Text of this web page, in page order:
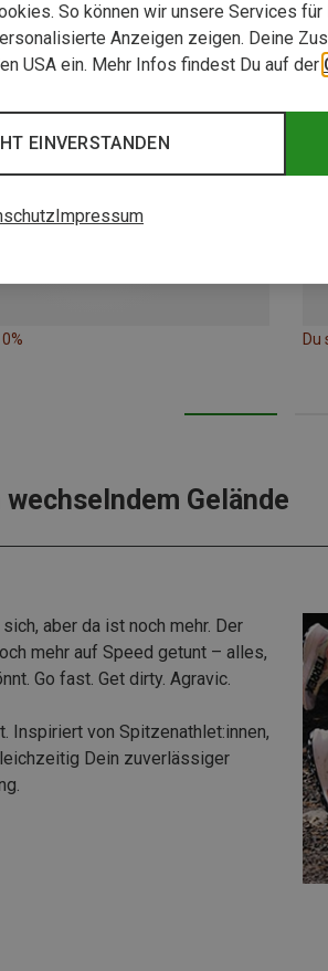
Du
Gelände
aber da ist noch mehr. Der
mehr auf Speed getunt – alles,
Go fast. Get dirty. Agravic.
von Spitzenathlet:innen,
Dein zuverlässiger
So können wir unsere Services
Anzeigen zeigen. Deine
USA ein. Mehr Infos findest Du auf der
EINVERSTANDEN
Impressum